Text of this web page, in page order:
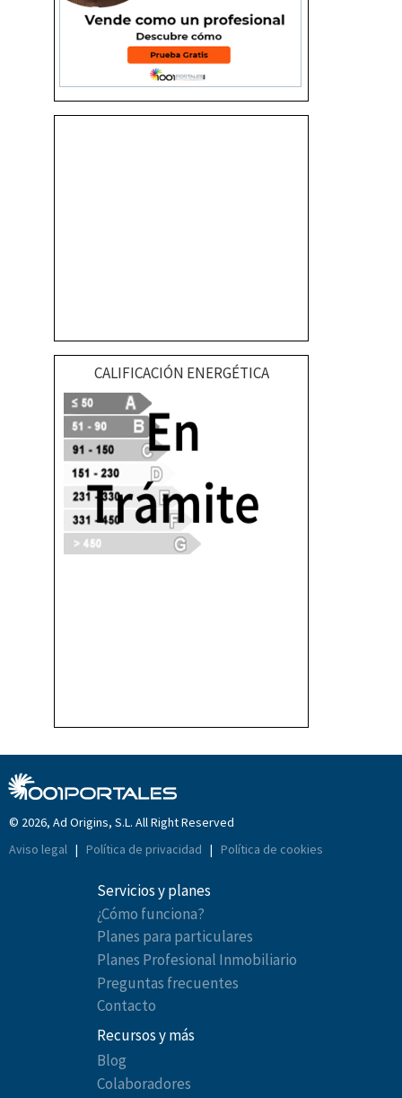
CALIFICACIÓN ENERGÉTICA
© 2026, Ad Origins, S.L. All Right Reserved
Aviso legal | Política de privacidad | Política de cookies
Servicios y planes
¿Cómo funciona?
Planes para particulares
Planes Profesional Inmobiliario
Preguntas frecuentes
Contacto
Recursos y más
Blog
Colaboradores